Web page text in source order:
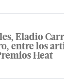
Eladio
entre los
Heat